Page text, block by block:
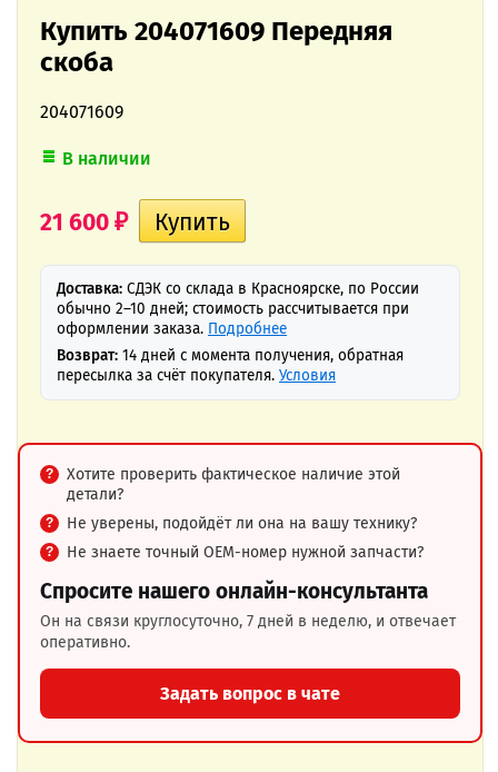
Купить 204071609 Передняя
скоба
204071609
В наличии
21 600 ₽
Доставка: СДЭК со склада в Красноярске, по России
обычно 2–10 дней; стоимость рассчитывается при
оформлении заказа. Подробнее
Возврат: 14 дней с момента получения, обратная
пересылка за счёт покупателя. Условия
Хотите проверить фактическое наличие этой
детали?
Не уверены, подойдёт ли она на вашу технику?
Не знаете точный OEM-номер нужной запчасти?
Спросите нашего онлайн-консультанта
Он на связи круглосуточно, 7 дней в неделю, и отвечает
оперативно.
Задать вопрос в чате